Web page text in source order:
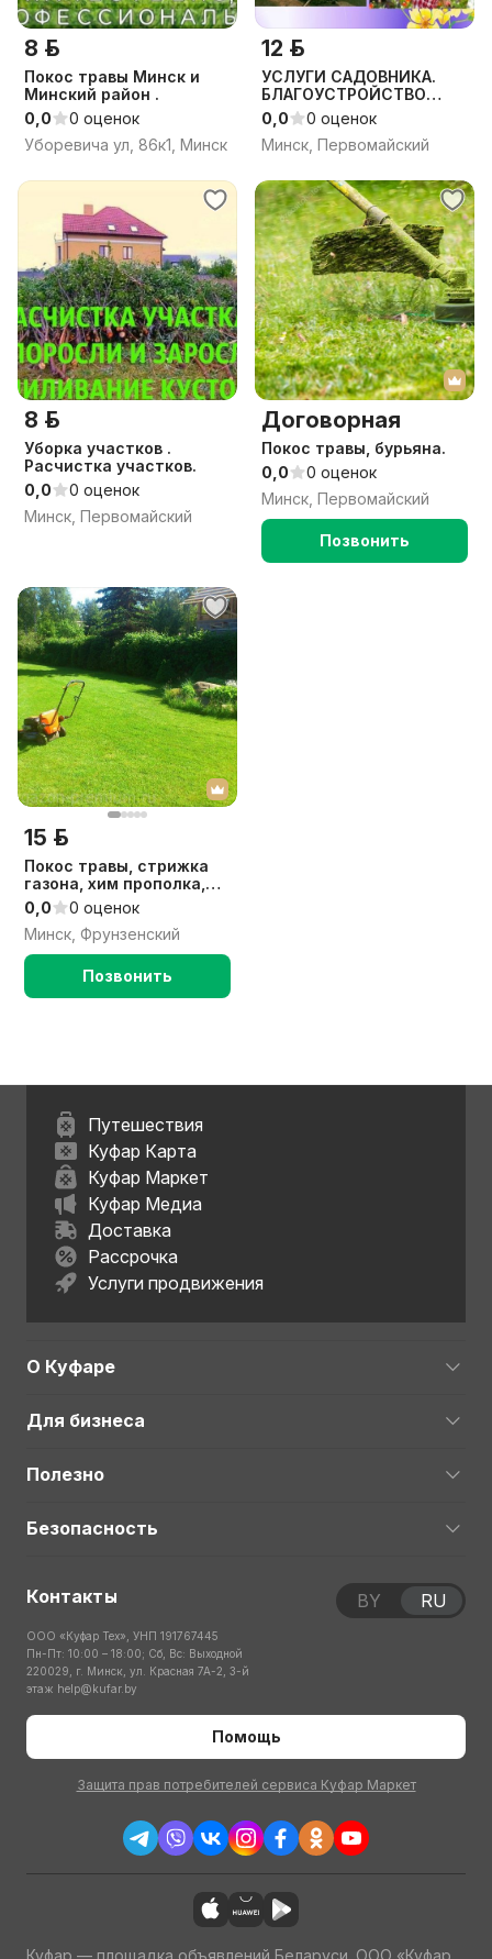
8 р.
Покос травы Минск и
Минский район .
0,0
0 оценок
Уборевича ул, 86к1, Минск
12 р.
УСЛУГИ САДОВНИКА.
БЛАГОУСТРОЙСТВО
УЧАСТКА И САДА.
0,0
0 оценок
Минск, Первомайский
8 р.
Уборка участков .
Расчистка участков.
0,0
0 оценок
Минск, Первомайский
Договорная
Покос травы, бурьяна.
0,0
0 оценок
Минск, Первомайский
Позвонить
15 р.
Покос травы, стрижка
газона, хим прополка,
внесение удобрений,
уход за участком.
0,0
0 оценок
Минск, Фрунзенский
Позвонить
Путешествия
Куфар Карта
Куфар Маркет
Куфар Медиа
Доставка
Рассрочка
Услуги продвижения
О Куфаре
Для бизнеса
Полезно
Безопасность
Контакты
ООО «Куфар Тех», УНП 191767445
Пн-Пт: 10:00 – 18:00; Сб, Вс: Выходной
220029, г. Минск, ул. Красная 7А-2, 3-й
этаж help@kufar.by
Помощь
Защита прав потребителей сервиса Куфар Маркет
BY RU
Куфар — площадка объявлений Беларуси. ООО «Куфар